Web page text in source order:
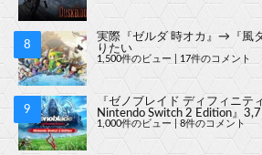
実際『ゼルダ 時オカ』→『風
りたい
1,500件のビュー 17件のコメント
『ゼノブレイド ディフィニテ
Nintendo Switch 2 Edition』
1,000件のビュー |8件のコメント